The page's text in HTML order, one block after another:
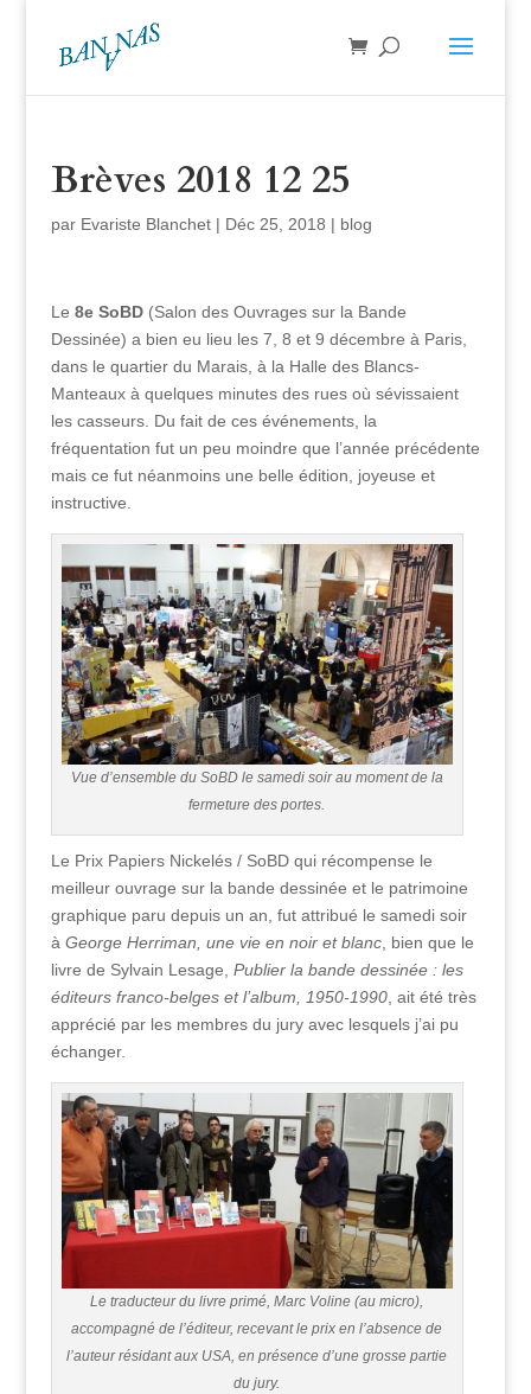
Brèves 2018 12 25
par Evariste Blanchet| Déc 25, 2018 | blog
Le 8e SoBD(Salon des Ouvrages sur la Bande
Dessinée) a bien eu lieu les 7, 8 et 9 décembre à Paris,
dans le quartier du Marais, à la Halle des Blancs-
Manteaux à quelques minutes des rues où sévissaient
les casseurs. Du fait de ces événements, la
fréquentation fut un peu moindre que l’année précédente
mais ce fut néanmoins une belle édition, joyeuse et
instructive.
Vue d’ensemble du SoBD le samedi soir au moment de la
fermeture des portes.
Le Prix Papiers Nickelés / SoBD qui récompense le
meilleur ouvrage sur la bande dessinée et le patrimoine
graphique paru depuis un an, fut attribué le samedi soir
à George Herriman, une vie en noir et blanc, bien que le
livre de Sylvain Lesage, Publier la bande dessinée : les
éditeurs franco-belges et l’album, 1950-1990, ait été très
apprécié par les membres du jury avec lesquels j’ai pu
échanger.
Le traducteur du livre primé, Marc Voline (au micro),
accompagné de l’éditeur, recevant le prix en l’absence de
l’auteur résidant aux USA, en présence d’une grosse partie
du jury.